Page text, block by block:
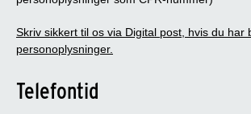
Skriv sikkert til os via Digital post, hvis du har
personoplysninger.
Telefontid